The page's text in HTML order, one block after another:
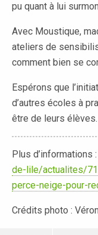
pu quant à lui
Avec Moustique,
ateliers de
comment bien se
Espérons que
d’autres écoles à
être de leurs élèves.
Plus d’informations :
de-lile/actualites/
perce-neige-pour-
Crédits photo :